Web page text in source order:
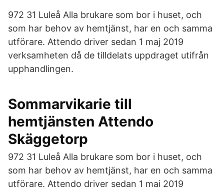
972 31 Luleå Alla brukare som bor i huset, och
som har behov av hemtjänst, har en och samma
utförare. Attendo driver sedan 1 maj 2019
verksamheten då de tilldelats uppdraget utifrån
upphandlingen.
Sommarvikarie till
hemtjänsten Attendo
Skäggetorp
972 31 Luleå Alla brukare som bor i huset, och
som har behov av hemtjänst, har en och samma
utförare. Attendo driver sedan 1 maj 2019